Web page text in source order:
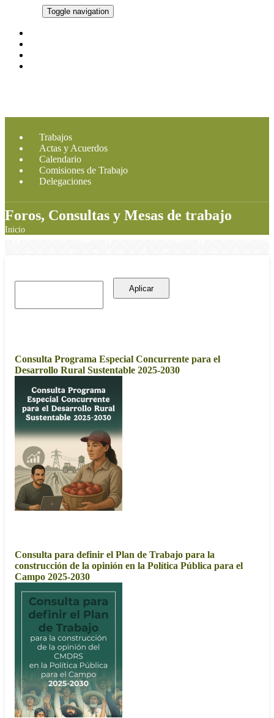
Toggle navigation
Trabajos
Actas y Acuerdos
Calendario
Comisiones de Trabajo
Delegaciones
Foros, Consultas y Mesas de trabajo
Inicio
Aplicar
Consulta Programa Especial Concurrente para el
Desarrollo Rural Sustentable 2025-2030
Consulta para definir el Plan de Trabajo para la
construcción de la opinión en la Política Pública para el
Campo 2025-2030